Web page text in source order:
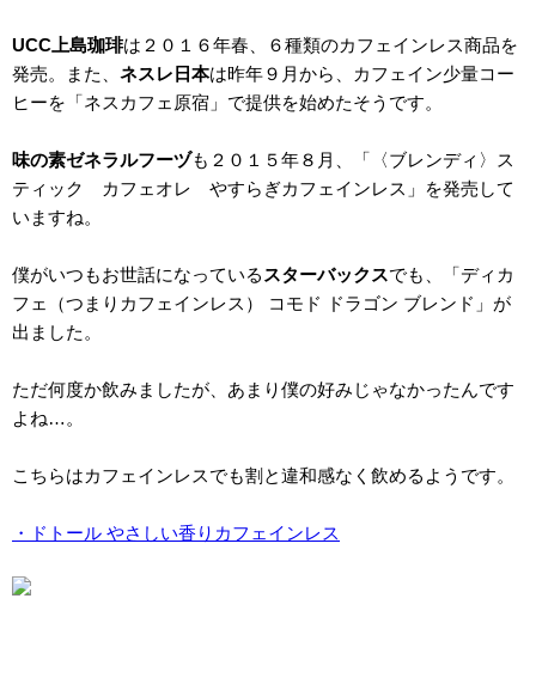
UCC 上島珈琲は２０１６年春、６種類のカフェインレス商品を
発売。また、 ネスレ日本は昨年９月から、カフェイン少量コー
ヒーを「ネスカフェ原宿」で提供を始めたそうです。
味の素ゼネラルフーヅも２０１５年８月、「〈ブレンディ〉ス
ティック カフェオレ やすらぎカフェインレス」を発売して
いますね。
僕がいつもお世話になっている スターバックスでも、「ディカ
フェ（つまりカフェインレス） コモド ドラゴン ブレンド」が
出ました。
ただ何度か飲みましたが、あまり僕の好みじゃなかったんです
よね…。
こちらはカフェインレスでも割と違和感なく飲めるようです。
・ドトール やさしい香りカフェインレス